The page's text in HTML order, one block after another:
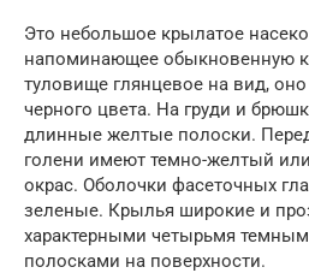
Это небольшое крылатое
напоминающее обыкновенную
туловище глянцевое на вид,
черного цвета. На груди и
длинные желтые полоски.
голени имеют темно-желтый
окрас. Оболочки фасеточных
зеленые. Крылья широкие и
характерными четырьмя
полосками на поверхности.